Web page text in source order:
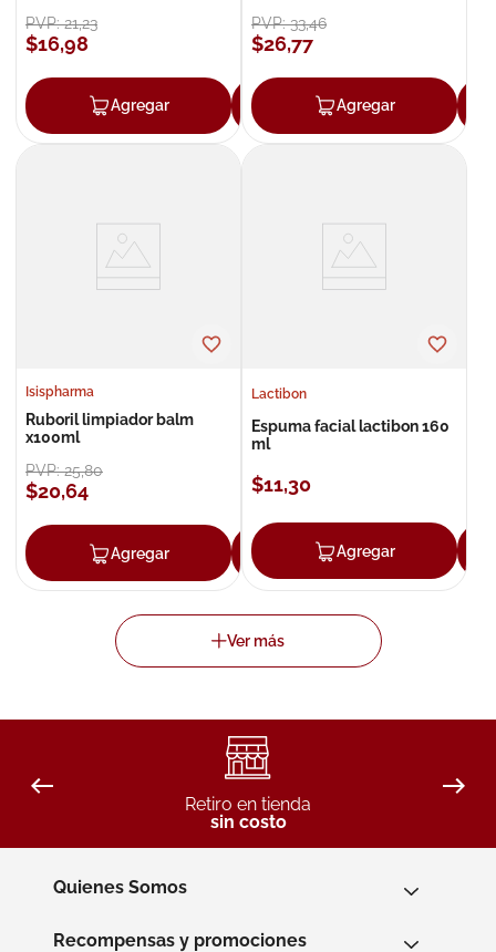
PVP:21,23
$16,98
Agregar Agregar
PVP:33,46
$26,77
Agregar
Isispharma
Ruboril limpiador balm
x100ml
PVP:25,80
$20,64
Agregar Agregar
Lactibon
Espuma facial lactibon 160
ml
$11,30
Agregar
Retiro en tienda
sin costo
Quienes Somos
Recompensas y promociones